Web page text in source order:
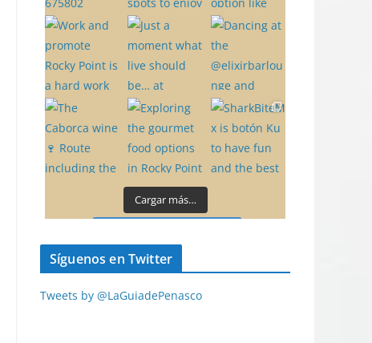
Cargar más…
Síguenos en Twitter
Tweets by @LaGuiadePenasco